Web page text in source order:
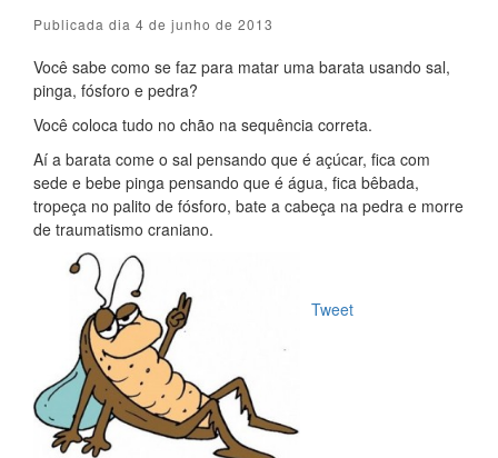
Publicada dia 4 de junho de 2013
Você sabe como se faz para matar uma barata usando sal,
pinga, fósforo e pedra?
Você coloca tudo no chão na sequência correta.
Aí a barata come o sal pensando que é açúcar, fica com
sede e bebe pinga pensando que é água, fica bêbada,
tropeça no palito de fósforo, bate a cabeça na pedra e morre
de traumatismo craniano.
Tweet